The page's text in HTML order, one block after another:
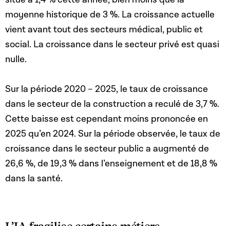
moyenne historique de 3 %. La croissance actuelle
vient avant tout des secteurs médical, public et
social. La croissance dans le secteur privé est quasi
nulle.
Sur la période 2020 – 2025, le taux de croissance
dans le secteur de la construction a reculé de 3,7 %.
Cette baisse est cependant moins prononcée en
2025 qu’en 2024. Sur la période observée, le taux de
croissance dans le secteur public a augmenté de
26,6 %, de 19,3 % dans l’enseignement et de 18,8 %
dans la santé.